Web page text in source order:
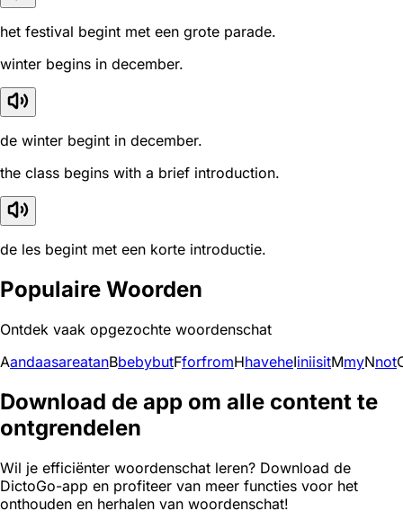
het festival begint met een grote parade.
winter begins in december.
de winter begint in december.
the class begins with a brief introduction.
de les begint met een korte introductie.
Populaire Woorden
Ontdek vaak opgezochte woordenschat
AandaasareatanBbebybutFforfromHhaveheIiniisitMmyNnot
Download de app om alle content te
ontgrendelen
Wil je efficiënter woordenschat leren? Download de
DictoGo-app en profiteer van meer functies voor het
onthouden en herhalen van woordenschat!